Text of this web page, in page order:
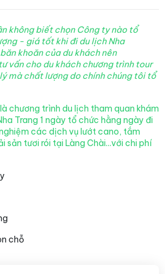
không biết chọn Công ty nào tổ
- giá tốt khi đi du lịch Nha
khoăn của du khách nên
tư vấn cho du khách chương trình tour
mà chất lượng do chính chúng tôi tổ
là chương trình du lịch tham quan khám
Trang 1 ngày tổ chức hằng ngày đi
các dịch vụ lướt cano, tắm
sản tươi rói tại Làng Chài...với chi phí
chỗ